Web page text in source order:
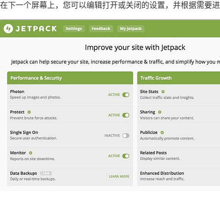
在下一个屏幕上，您可以编辑打开或关闭的设置，并根据需要